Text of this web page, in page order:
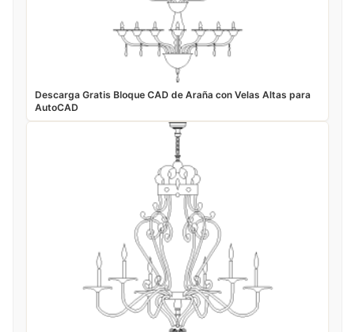
Descarga Gratis Bloque CAD de Araña con Velas Altas para
AutoCAD